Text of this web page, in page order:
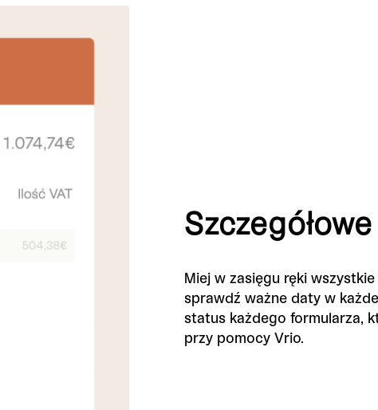
Miej w zasięgu ręki
sprawdź ważne daty w
status każdego formularza,
przy pomocy Vrio.